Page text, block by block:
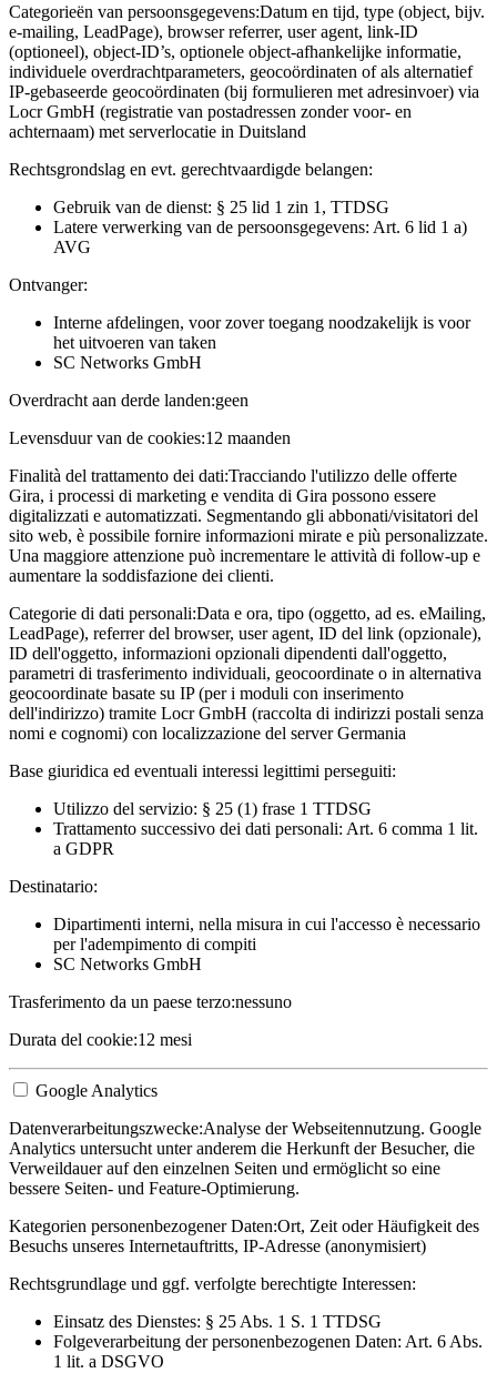
Categorieën van persoonsgegevens:Datum en tijd, type (object, bijv.
e-mailing, LeadPage), browser referrer, user agent, link-ID
(optioneel), object-ID’s, optionele object-afhankelijke informatie,
individuele overdrachtparameters, geocoördinaten of als alternatief
IP-gebaseerde geocoördinaten (bij formulieren met adresinvoer) via
Locr GmbH (registratie van postadressen zonder voor- en
achternaam) met serverlocatie in Duitsland
Rechtsgrondslag en evt. gerechtvaardigde belangen:
Gebruik van de dienst: § 25 lid 1 zin 1, TTDSG
Latere verwerking van de persoonsgegevens: Art. 6 lid 1 a)
AVG
Ontvanger:
Interne afdelingen, voor zover toegang noodzakelijk is voor
het uitvoeren van taken
SC Networks GmbH
Overdracht aan derde landen:geen
Levensduur van de cookies:12 maanden
Finalità del trattamento dei dati:Tracciando l'utilizzo delle offerte
Gira, i processi di marketing e vendita di Gira possono essere
digitalizzati e automatizzati. Segmentando gli abbonati/visitatori del
sito web, è possibile fornire informazioni mirate e più personalizzate.
Una maggiore attenzione può incrementare le attività di follow-up e
aumentare la soddisfazione dei clienti.
Categorie di dati personali:Data e ora, tipo (oggetto, ad es. eMailing,
LeadPage), referrer del browser, user agent, ID del link (opzionale),
ID dell'oggetto, informazioni opzionali dipendenti dall'oggetto,
parametri di trasferimento individuali, geocoordinate o in alternativa
geocoordinate basate su IP (per i moduli con inserimento
dell'indirizzo) tramite Locr GmbH (raccolta di indirizzi postali senza
nomi e cognomi) con localizzazione del server Germania
Base giuridica ed eventuali interessi legittimi perseguiti:
Utilizzo del servizio: § 25 (1) frase 1 TTDSG
Trattamento successivo dei dati personali: Art. 6 comma 1 lit.
a GDPR
Destinatario:
Dipartimenti interni, nella misura in cui l'accesso è necessario
per l'adempimento di compiti
SC Networks GmbH
Trasferimento da un paese terzo:nessuno
Durata del cookie:12 mesi
Google Analytics
Datenverarbeitungszwecke:Analyse der Webseitennutzung. Google
Analytics untersucht unter anderem die Herkunft der Besucher, die
Verweildauer auf den einzelnen Seiten und ermöglicht so eine
bessere Seiten- und Feature-Optimierung.
Kategorien personenbezogener Daten:Ort, Zeit oder Häufigkeit des
Besuchs unseres Internetauftritts, IP-Adresse (anonymisiert)
Rechtsgrundlage und ggf. verfolgte berechtigte Interessen:
Einsatz des Dienstes: § 25 Abs. 1 S. 1 TTDSG
Folgeverarbeitung der personenbezogenen Daten: Art. 6 Abs.
1 lit. a DSGVO